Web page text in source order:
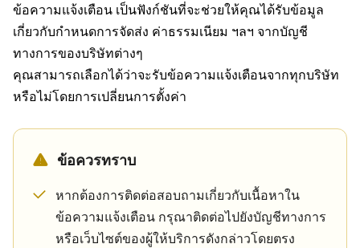
ข้อความแจ้งเตือน เป็นฟังก์ชันที่จะช่วยให้คุณได้รับข้อมูล
เกี่ยวกับกำหนดการจัดส่ง ค่าธรรมเนียม ฯลฯ จากบัญชี
ทางการของบริษัทต่างๆ
คุณสามารถเลือกได้ว่าจะรับข้อความแจ้งเตือนจากทุกบริษัท
หรือไม่โดยการเปลี่ยนการตั้งค่า
ข้อควรทราบ
หากต้องการติดต่อสอบถามเกี่ยวกับเนื้อหาใน
ข้อความแจ้งเตือน กรุณาติดต่อไปยังบัญชีทางการ
หรือเว็บไซต์ของผู้ให้บริการดังกล่าวโดยตรง